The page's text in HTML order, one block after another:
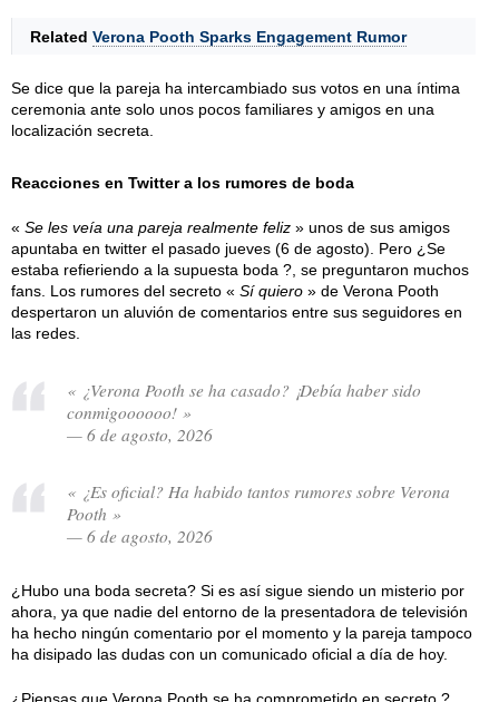
Related Verona Pooth Sparks Engagement Rumor
Se dice que la pareja ha intercambiado sus votos en una íntima
ceremonia ante solo unos pocos familiares y amigos en una
localización secreta.
Reacciones en Twitter a los rumores de boda
« Se les veía una pareja realmente feliz » unos de sus amigos
apuntaba en twitter el pasado jueves (6 de agosto). Pero ¿Se
estaba refieriendo a la supuesta boda ?, se preguntaron muchos
fans. Los rumores del secreto « Sí quiero » de Verona Pooth
despertaron un aluvión de comentarios entre sus seguidores en
las redes.
« ¿Verona Pooth se ha casado? ¡Debía haber sido
conmigoooooo! »
— 6 de agosto, 2026
« ¿Es oficial? Ha habido tantos rumores sobre Verona
Pooth »
— 6 de agosto, 2026
¿Hubo una boda secreta? Si es así sigue siendo un misterio por
ahora, ya que nadie del entorno de la presentadora de televisión
ha hecho ningún comentario por el momento y la pareja tampoco
ha disipado las dudas con un comunicado oficial a día de hoy.